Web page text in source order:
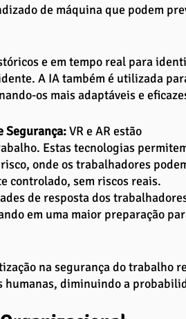
de máquina que podem
e em tempo real para
A IA também é utilizada
os mais adaptáveis e
Segurança: VR e AR estão
Estas tecnologias
onde os trabalhadores
controlado, sem riscos reais.
de resposta dos
em uma maior preparação
na segurança do trabalho
humanas, diminuindo a